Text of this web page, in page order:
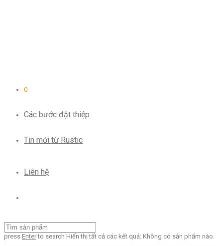
0
Các bước đặt thiệp
Tin mới từ Rustic
Liên hệ
press Enterto search Hiển thị tất cả các kết quả: Không có sản phẩm nào.